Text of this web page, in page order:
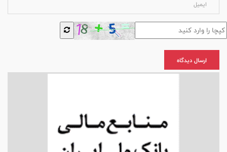
ارسال دیدگاه